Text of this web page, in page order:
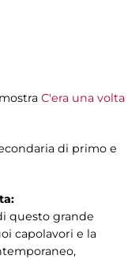
C'era una volta
di primo e
questo grande
capolavori e la